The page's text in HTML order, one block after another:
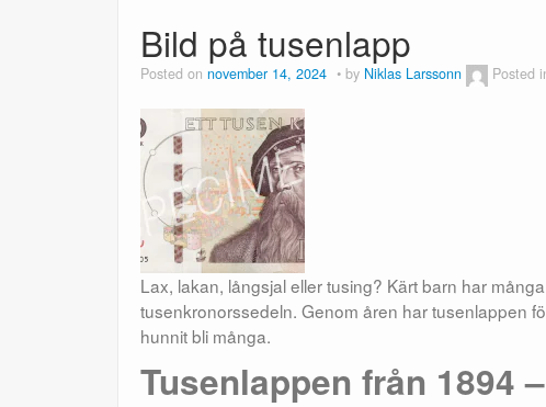
Bild på tusenlapp
Posted on november 14, 2024 by Niklas Larssonn Posted
Lax, lakan, långsjal eller tusing? Kärt barn har
tusenkronorssedeln. Genom åren har tusenlappen
hunnit bli många.
Tusenlappen från 1894